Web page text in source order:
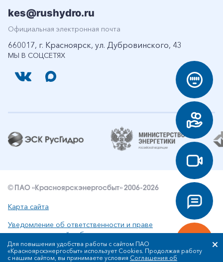
МЫ В СОЦСЕТЯХ
kes@rushydro.ru
Официальная электронная почта
660017, г. Красноярск, ул. Дубровинского, 43
© ПАО «Красноярскэнергосбыт» 2006-2026
Карта сайта
Уведомление об ответственности и праве
интеллектуальной собственности
Политика ПАО «Красноярскэнергосбыт» в отношении
Для повышения удобства работы с сайтом ПАО
«Красноярскэнергосбыт» использует Cookies. Продолжая работу
с нашим сайтом, вы принимаете условия Соглашения об